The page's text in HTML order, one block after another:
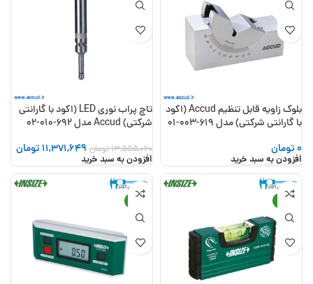
بلوک زاویه قابل تنظیم Accud (اکود
با گارانتی شرکتی) مدل 619-003-01
0تومان
افزودن به سبد خرید
تاچ پراب نوری LED (اکود با گارانتی
شرکتی) Accud مدل 692-010-02
13,555,060تومان 11,371,649 تومان
افزودن به سبد خرید
-28%
-21%